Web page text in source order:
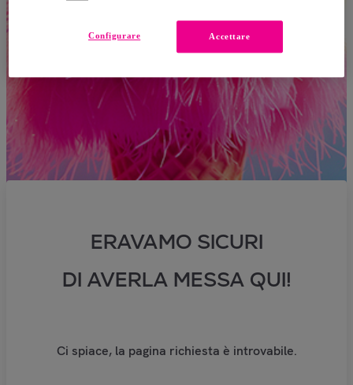
ERAVAMO SICURI
DI AVERLA MESSA QUI!
Ci spiace, la pagina richiesta è introvabile.
Accettare
Configurare